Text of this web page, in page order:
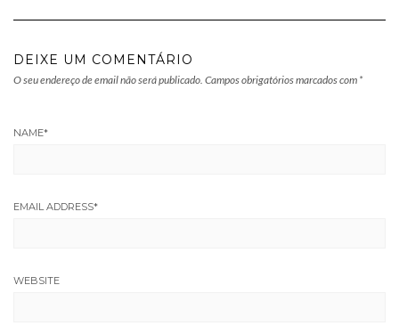
DEIXE UM COMENTÁRIO
O seu endereço de email não será publicado. Campos obrigatórios marcados com *
NAME*
EMAIL ADDRESS*
WEBSITE